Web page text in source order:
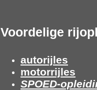
Voordelige
autorijles
motorrijles
SPOED-